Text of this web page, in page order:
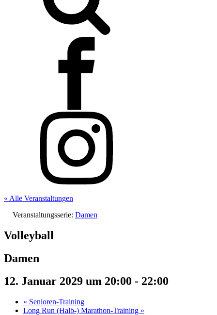
« Alle Veranstaltungen
Veranstaltungsserie: Damen
Volleyball
Damen
12. Januar 2029 um 20:00 - 22:00
« Senioren-Training
Long Run (Halb-) Marathon-Training »